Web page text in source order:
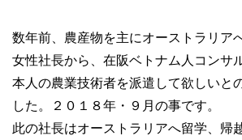
数年前、農産物を主にオーストラリア
女性社長から、在阪ベトナム人コンサ
本人の農業技術者を派遣して欲しいと
した。２０１８年・９月の事です。
此の社長はオーストラリアへ留学、帰